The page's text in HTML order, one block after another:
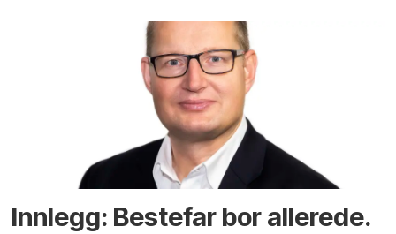
Innlegg: Bestefar bor allerede.